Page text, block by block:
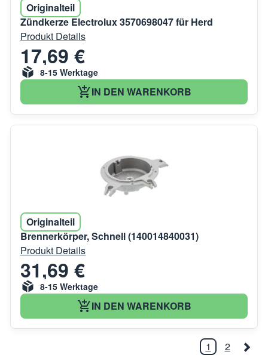
Originalteil
Zündkerze Electrolux 3570698047 für Herd
Produkt Details
17,69 €
8-15 Werktage
IN DEN WARENKORB
Originalteil
Brennerkörper, Schnell (140014840031)
Produkt Details
31,69 €
8-15 Werktage
IN DEN WARENKORB
1 2